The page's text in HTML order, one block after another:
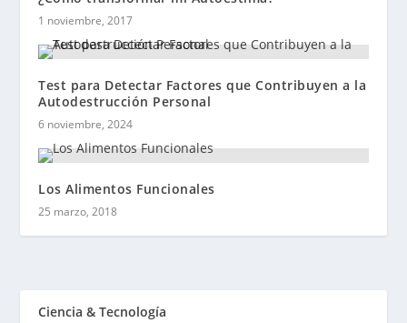
1 noviembre, 2017
Test para Detectar Factores que Contribuyen a la
Autodestrucción Personal
6 noviembre, 2024
Los Alimentos Funcionales
25 marzo, 2018
Ciencia & Tecnología